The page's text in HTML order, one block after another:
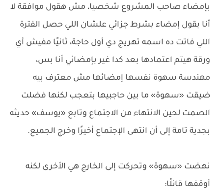
بإمضاء صاحب المشروع شخصيا، مش هقول موافقة لا
أنا بقول إمضاء بشرط جزائي علشان اللي حصل الفترة
اللي فاتت ده اسمه تهريج دي أول حاجة، ثانيًا مفيش أي
ورقة هيتم اعتمادها بعد كدا غير بإمضائي أنا بس،
مهندسة سهوة نفسها إمضائها مش معترف بيه
ضيقت «سهوة» ما بين حاجبيها بتعجب لكنها فضلت
الصمت لحين الانتهاء من الاجتماع وتابع «يوسف» حديثه
بجدية تامة إلى أن انتهى الإجتماع أخيرًا وخرج الجميع.
نهضت «سهوة» وتحركت إلى الخارج هي الأخرى لكنه
أوقفها قائلًا: